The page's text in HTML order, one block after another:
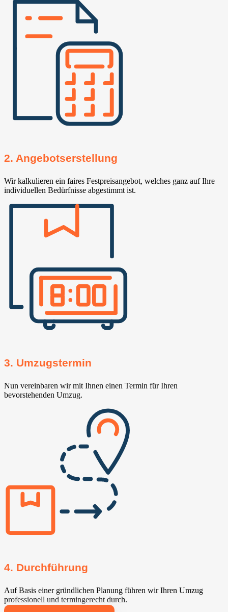
2. Angebotserstellung
Wir kalkulieren ein faires Festpreisangebot, welches ganz auf Ihre
individuellen Bedürfnisse abgestimmt ist.
3. Umzugstermin
Nun vereinbaren wir mit Ihnen einen Termin für Ihren
bevorstehenden Umzug.
4. Durchführung
Auf Basis einer gründlichen Planung führen wir Ihren Umzug
professionell und termingerecht durch.